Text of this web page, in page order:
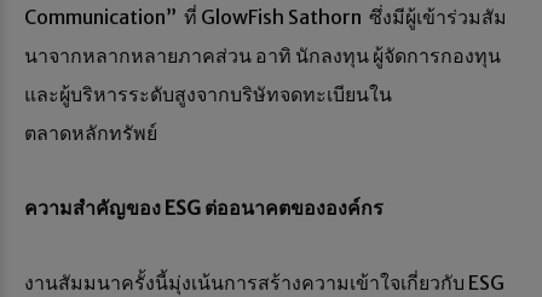
Communication” ที่ GlowFish Sathorn ซึ่งมีผู้เข้าร่วมสัม
นาจากหลากหลายภาคส่วน อาทิ นักลงทุน ผู้จัดการกองทุน
และผู้บริหารระดับสูงจากบริษัทจดทะเบียนใน
ตลาดหลักทรัพย์
ความสำคัญของ ESG ต่ออนาคตขององค์กร
งานสัมมนาครั้งนี้มุ่งเน้นการสร้างความเข้าใจเกี่ยวกับ ESG